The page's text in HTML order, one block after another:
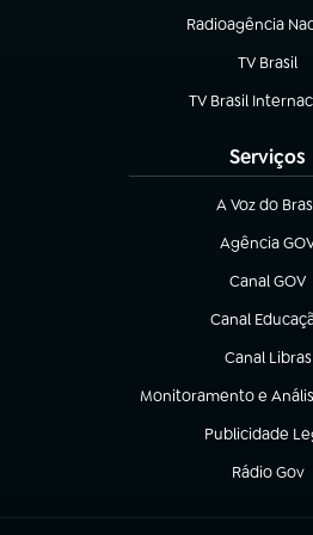
Radioagência
(abre em nova
TV Brasil
(abre em
TV Brasil
(abre em nova
Serviços
A Voz do
(abre em
Agência
(abre em
Canal GOV
(abre em
Canal
(abre em nova
Canal Libras
(abre em
Monitoramento e
(abre em nova aba)
Publicidade
(abre em nova
Rádio Gov
(abre em